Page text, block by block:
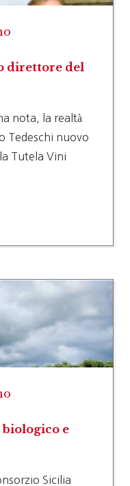
direttore del
nota, la realtà
Tedeschi nuovo
Tutela Vini
e
Sicilia